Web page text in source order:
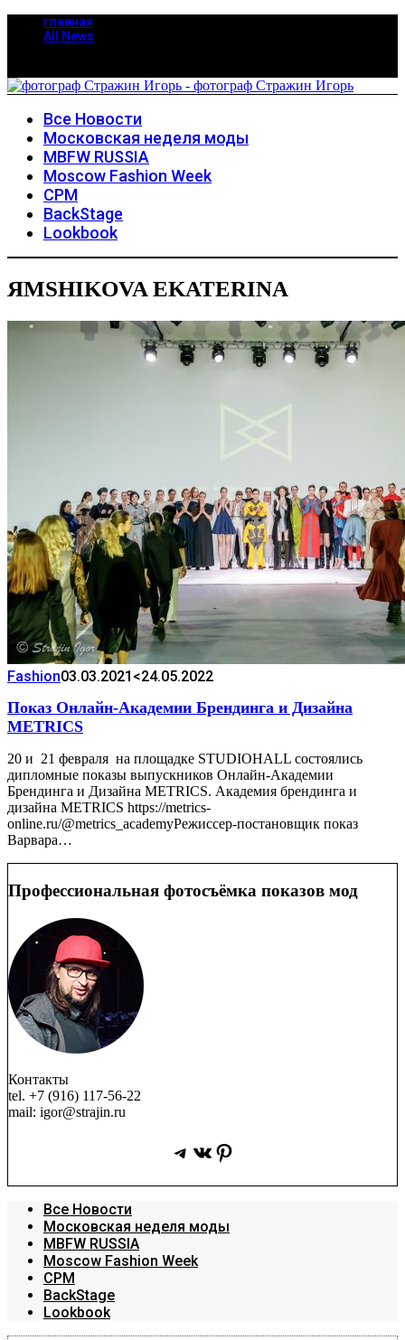
главная
All News
Все Новости
Московская неделя моды
MBFW RUSSIA
Moscow Fashion Week
CPM
BackStage
Lookbook
ЯMSHIKOVA EKATERINA
Fashion03.03.2021 <24.05.2022
Показ Онлайн-Академии Брендинга и Дизайна
METRICS
20 и 21 февраля на площадке STUDIOHALL состоялись
дипломные показы выпускников Онлайн-Академии
Брендинга и Дизайна METRICS. Академия брендинга и
дизайна METRICS https://metrics-
online.ru/@metrics_academyРежиссер-постановщик показ
Варвара…
Профессиональная фотосъёмка показов мод
Контакты
tel. +7 (916) 117-56-22
mail: igor@strajin.ru
Telegram
ВКонтакте
Pinterest
Все Новости
Московская неделя моды
MBFW RUSSIA
Moscow Fashion Week
CPM
BackStage
Lookbook